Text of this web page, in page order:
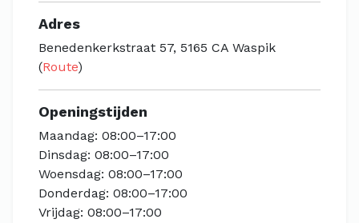
Adres
Benedenkerkstraat 57, 5165 CA Waspik
(Route)
Openingstijden
Maandag: 08:00–17:00
Dinsdag: 08:00–17:00
Woensdag: 08:00–17:00
Donderdag: 08:00–17:00
Vrijdag: 08:00–17:00